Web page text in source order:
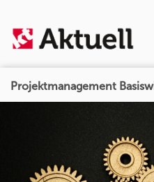
Projektmanagement